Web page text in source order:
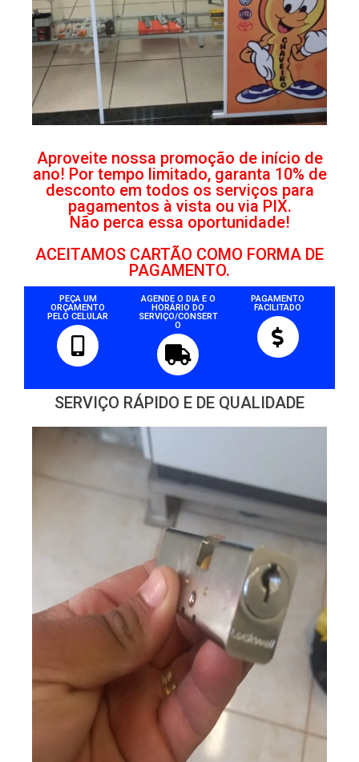
Aproveite nossa promoção de início de
ano! Por tempo limitado, garanta 10% de
desconto em todos os serviços para
pagamentos à vista ou via PIX.
Não perca essa oportunidade!
ACEITAMOS CARTÃO COMO FORMA DE
PAGAMENTO.
PEÇA UM
ORÇAMENTO
PELO CELULAR
AGENDE O DIA E O
HORÁRIO DO
SERVIÇO/CONSERT
O
PAGAMENTO
FACILITADO
SERVIÇO RÁPIDO E DE QUALIDADE